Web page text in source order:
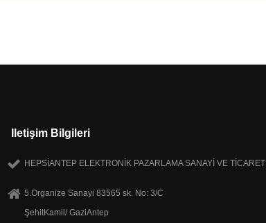
Iletişim Bilgileri
HEPSİANTEP ELEKTRONİK PAZARLAMA SANAYİ VE TİCARET
5.Organize Sanayi 83565 sk. No: 3/C
ŞehitKamil/ GaziAntep